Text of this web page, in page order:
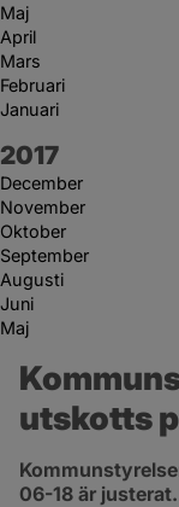
Maj
April
Mars
Februari
Januari
År:
2017
December
November
Oktober
September
Augusti
Juni
Maj
utskotts
06-18 är justerat.